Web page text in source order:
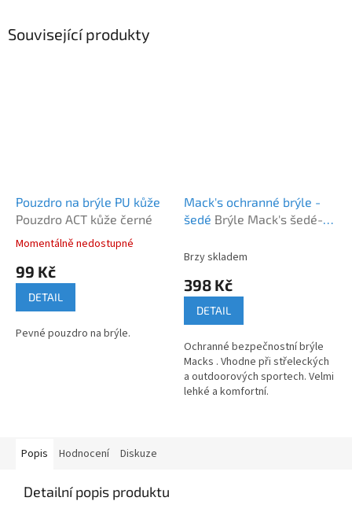
Související produkty
Pouzdro na brýle PU kůže
Pouzdro ACT kůže černé
Průměrné
produktu
5,0
5
Momentálně nedostupné
99 Kč
DETAIL
Pevné pouzdro na brýle.
Mack's ochranné brýle -
šedé Brýle Mack's šedé-
Brzy skladem
398 Kč
DETAIL
Ochranné bezpečnostní brýle
Macks . Vhodne při střeleckých
a outdoorových sportech. Velmi
lehké a komfortní.
Popis Hodnocení Diskuze
Detailní popis produktu